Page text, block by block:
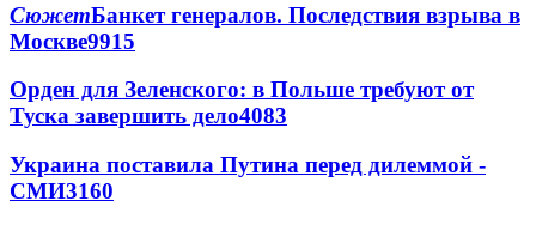
СюжетБанкет генералов. Последствия взрыва в
Москве9915
Орден для Зеленского: в Польше требуют от
Туска завершить дело4083
Украина поставила Путина перед дилеммой -
СМИ3160